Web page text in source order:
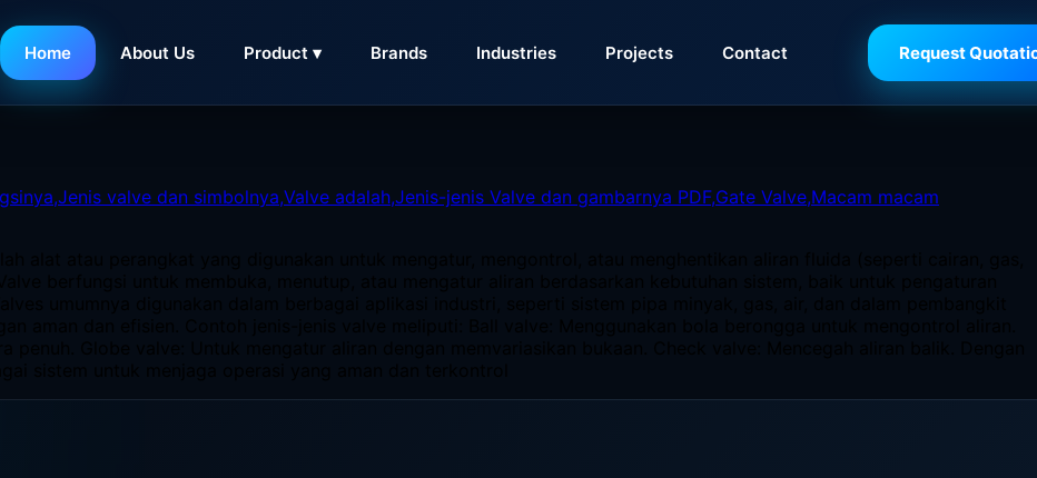
Home About Us Product ▾ Brands Industries Projects Contact Request